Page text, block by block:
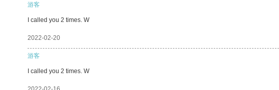
游客
I called you 2 times. W
2022-02-20
游客
I called you 2 times. W